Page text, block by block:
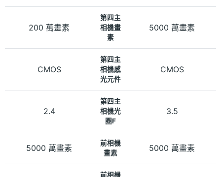
200 萬畫素
第四主
相機畫
素
5000 萬畫素
CMOS
第四主
相機感
光元件
CMOS
2.4
第四主
相機光
圈F
3.5
5000 萬畫素
前相機
畫素
5000 萬畫素
前相機